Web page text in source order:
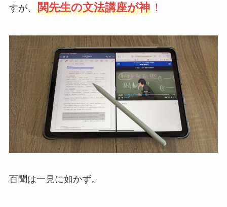
すが、 関先生の文法講座が神！
百聞は一見に如かず。